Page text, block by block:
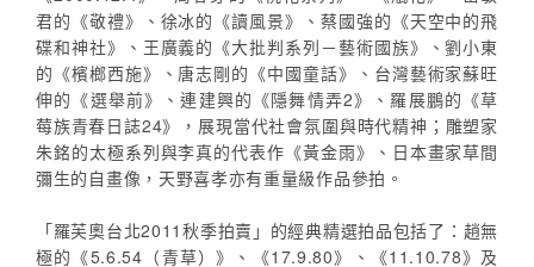
君的《敬禮》、徐冰的《讀風景》、蔡國強的《天空中的飛
碟和神社》、王廣義的《大批判系列－藝術國族》、劉小東
的《檳榔西施》、唐志剛的《中國童話》、台灣藝術家蘇旺
伸的《選舉前》、連建興的《隱舞情弄2》、羅展鵬的《草
莓族青春日誌24》，展現當代社會氛圍與時代精神；雕塑家
朱銘的太極系列與李真的代表作《黃金雨》、日本畫家草間
彌生的自畫像，天野喜孝亦有重量級作品參拍。
「羅芙奧台北2011秋季拍賣」的經典精選拍品包括了：趙無
極的《5.6.54（青草）》、《17.9.80》、《11.10.78》及